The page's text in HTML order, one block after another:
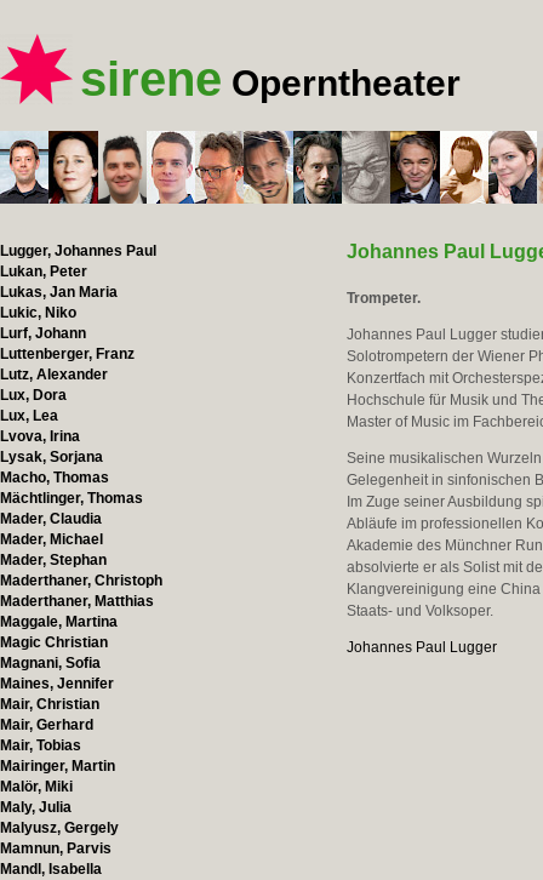
sirene Operntheater
Lugger, Johannes Paul
Lukan, Peter
Lukas, Jan Maria
Lukic, Niko
Lurf, Johann
Luttenberger, Franz
Lutz, Alexander
Lux, Dora
Lux, Lea
Lvova, Irina
Lysak, Sorjana
Macho, Thomas
Mächtlinger, Thomas
Mader, Claudia
Mader, Michael
Mader, Stephan
Maderthaner, Christoph
Maderthaner, Matthias
Maggale, Martina
Magic Christian
Magnani, Sofia
Maines, Jennifer
Mair, Christian
Mair, Gerhard
Mair, Tobias
Mairinger, Martin
Malör, Miki
Maly, Julia
Malyusz, Gergely
Mamnun, Parvis
Mandl, Isabella
Johannes Paul
Trompeter.
Johannes Paul Lugger
Solotrompetern der Wiener
Konzertfach mit
Hochschule für Musik und
Master of Music im
Seine musikalischen
Gelegenheit in sinfonischen
Im Zuge seiner Ausbildung
Abläufe im professionellen
Akademie des Münchner
absolvierte er als Solist mit
Klangvereinigung eine
Staats- und Volksoper.
Johannes Paul Lugger